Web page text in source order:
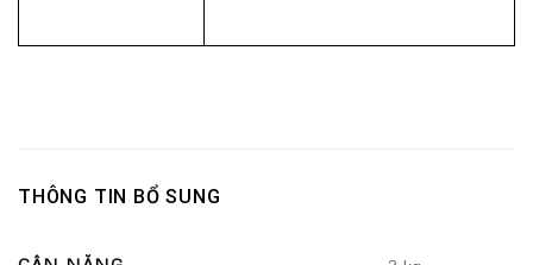
THÔNG TIN BỔ SUNG